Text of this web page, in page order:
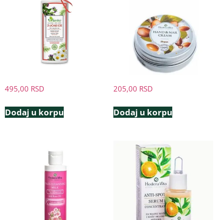
495,00 RSD
Dodaj u korpu
205,00 RSD
Dodaj u korpu